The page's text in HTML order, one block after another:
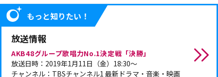
もっと知りたい！
放送情報
AKB48グループ歌唱力No.1決定戦「決勝」
放送日時：2019年1月11日（金）18:30～
チャンネル：TBSチャンネル1 最新ドラマ・音楽・映画